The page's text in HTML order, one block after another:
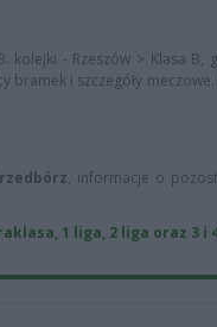
kolejki - Rzeszów > Klasa B,
i szczegóły meczowe.
, informacje o
1 liga, 2 liga oraz 3 i